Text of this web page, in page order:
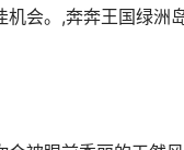
机会。,奔奔王国绿洲